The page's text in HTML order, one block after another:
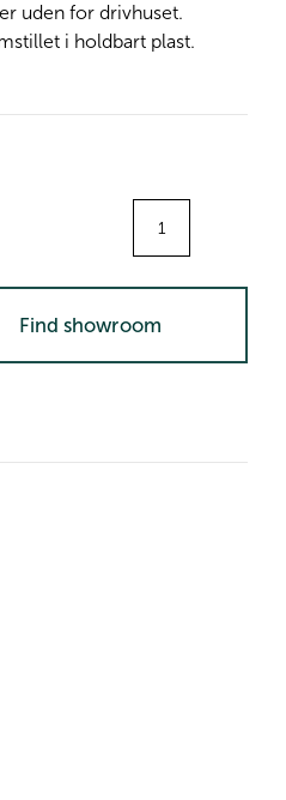
uden for drivhuset.
i holdbart plast.
Find showroom